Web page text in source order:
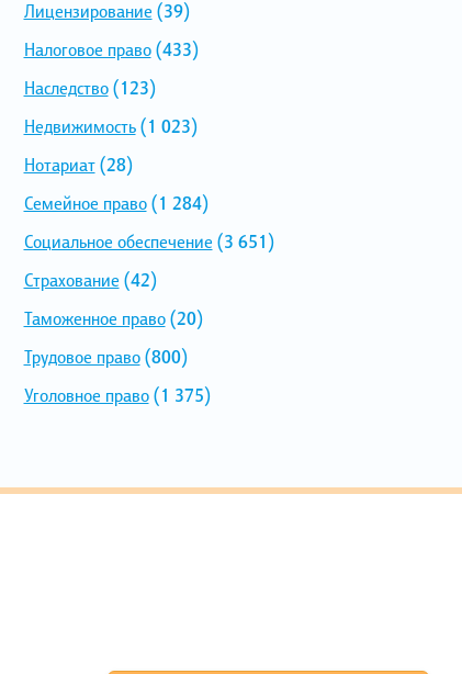
Лицензирование (39)
Налоговое право(433)
Наследство(123)
Недвижимость(1 023)
Нотариат(28)
Семейное право(1 284)
Социальное обеспечение (3 651)
Страхование (42)
Таможенное право(20)
Трудовое право(800)
Уголовное право(1 375)